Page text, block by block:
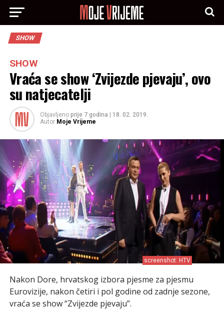
SHOW
SHOW
Vraća se show ‘Zvijezde pjevaju’, ovo
su natjecatelji
Objavljeno prije 7 godina
18. 02. 2019.
Autor Moje Vrijeme
screenshot: HTV
Nakon Dore, hrvatskog izbora pjesme za pjesmu
Eurovizije, nakon četiri i pol godine od zadnje sezone,
vraća se show “Zvijezde pjevaju”.